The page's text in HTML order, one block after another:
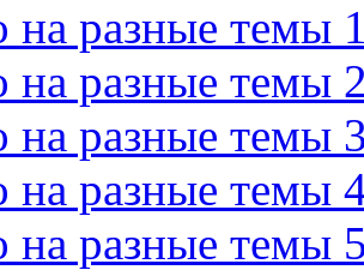
на разные темы
на разные темы
на разные темы
на разные темы
на разные темы